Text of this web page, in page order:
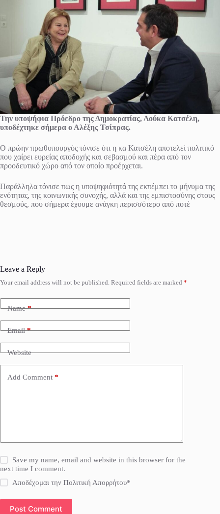
Την υποψήφια Πρόεδρο της Δημοκρατίας, Λούκα Κατσέλη,
υποδέχτηκε σήμερα ο Αλέξης Τσίπρας.
Ο πρώην πρωθυπουργός τόνισε ότι η κα Κατσέλη αποτελεί πολιτικό
που χαίρει ευρείας αποδοχής και σεβασμού και πέρα από τον
προοδευτικό χώρο από τον οποίο προέρχεται.
Παράλληλα τόνισε πως η υποψηφιότητά της εκπέμπει το μήνυμα της
ενότητας, της κοινωνικής συνοχής, αλλά και της εμπιστοσύνης στους
θεσμούς, που σήμερα έχουμε ανάγκη περισσότερο από ποτέ
Leave a Reply
Your email address will not be published. Required fields are marked *
Name*
Email*
Website
Add Comment *
Save my name, email and website in this browser for the
next time I comment.
Αποδέχομαι την Πολιτική Απορρήτου*
Post Comment